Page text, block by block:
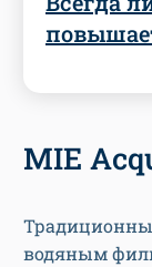
MIE
водяным